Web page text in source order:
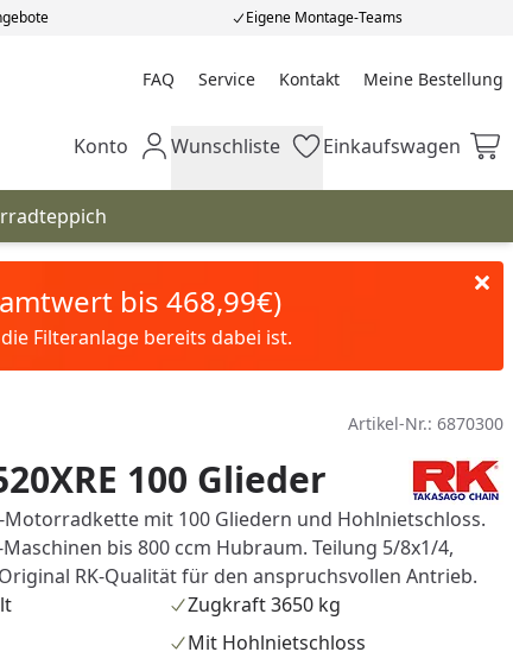
Eigene Montage-Teams
FAQ Service Kontakt Meine Bestellung
Meine Bestellung
Mein Konto
Konto Wunschliste
Wunschliste Einkaufswagen
Einkaufswagen
bis 468,99€)
Filteranlage bereits dabei ist.
Artikel-Nr.: 6870300
100 Glieder
Motorradkette mit 100 Gliedern und Hohlnietschloss.
bis 800 ccm Hubraum. Teilung 5/8x1/4,
RK-Qualität für den anspruchsvollen Antrieb.
Zugkraft 3650 kg
Mit Hohlnietschloss